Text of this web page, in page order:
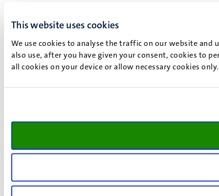
This website uses cookies
We use cookies to analyse the traffic on our website and
also use, after you have given your consent, cookies to
all cookies on your device or allow necessary cookies